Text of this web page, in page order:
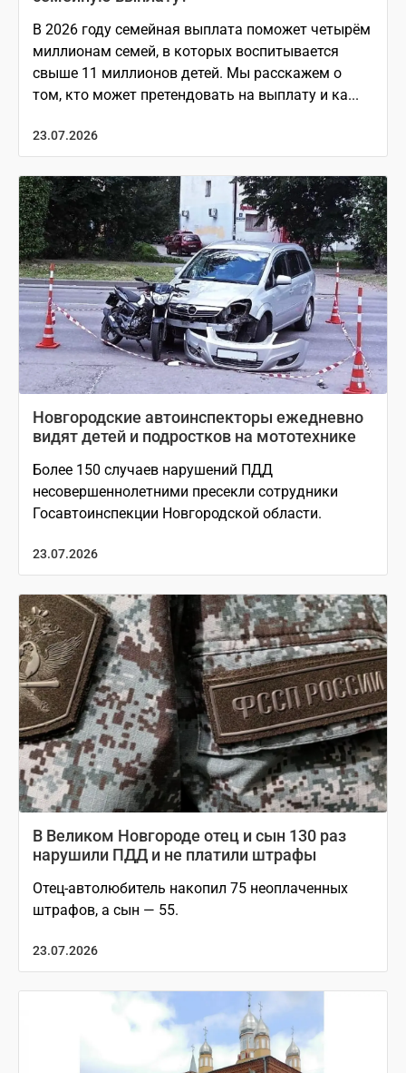
В 2026 году семейная выплата поможет четырём
миллионам семей, в которых воспитывается
свыше 11 миллионов детей. Мы расскажем о
том, кто может претендовать на выплату и ка...
23.07.2026
Новгородские автоинспекторы ежедневно
видят детей и подростков на мототехнике
Более 150 случаев нарушений ПДД
несовершеннолетними пресекли сотрудники
Госавтоинспекции Новгородской области.
23.07.2026
В Великом Новгороде отец и сын 130 раз
нарушили ПДД и не платили штрафы
Отец-автолюбитель накопил 75 неоплаченных
штрафов, а сын — 55.
23.07.2026